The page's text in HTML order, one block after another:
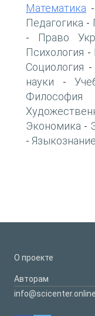
Математика -
Педагогика -
- Право
Психология -
Социология -
науки -
Философия
Экономика -
- Языкознание
О проекте
Авторам
info@scicenter.online